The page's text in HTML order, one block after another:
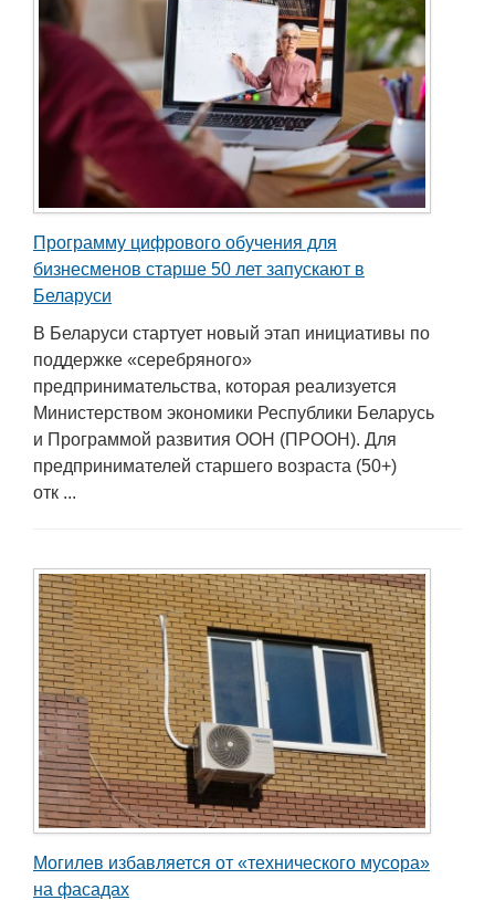
Программу цифрового обучения для
бизнесменов старше 50 лет запускают в
Беларуси
В Беларуси стартует новый этап инициативы по
поддержке «серебряного»
предпринимательства, которая реализуется
Министерством экономики Республики Беларусь
и Программой развития ООН (ПРООН). Для
предпринимателей старшего возраста (50+)
отк ...
Могилев избавляется от «технического мусора»
на фасадах